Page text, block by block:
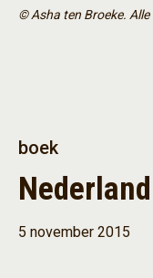
© Asha ten Broeke.
boek
5 november 2015